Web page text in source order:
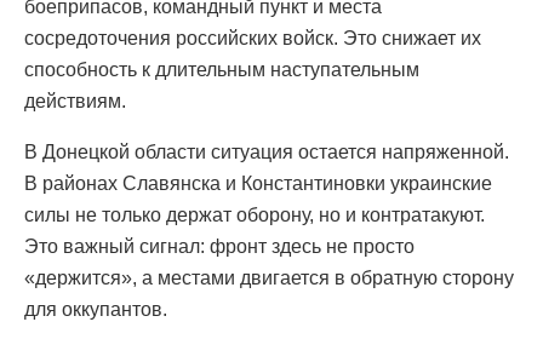
боеприпасов, командный пункт и места
сосредоточения российских войск. Это снижает их
способность к длительным наступательным
действиям.
В Донецкой области ситуация остается напряженной.
В районах Славянска и Константиновки украинские
силы не только держат оборону, но и контратакуют.
Это важный сигнал: фронт здесь не просто
«держится», а местами двигается в обратную сторону
для оккупантов.